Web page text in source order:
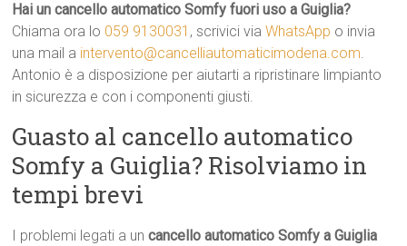
Hai un cancello automatico Somfy fuori uso a Guiglia?
Chiama ora lo 059 9130031 , scrivici viaWhatsApp o invia
una mail a intervento@cancelliautomaticimodena.com.
Antonio è a disposizione per aiutarti a ripristinare limpianto
in sicurezza e con i componenti giusti.
Guasto al cancello automatico
Somfy a Guiglia? Risolviamo in
tempi brevi
I problemi legati a uncancello automatico Somfy a Guiglia